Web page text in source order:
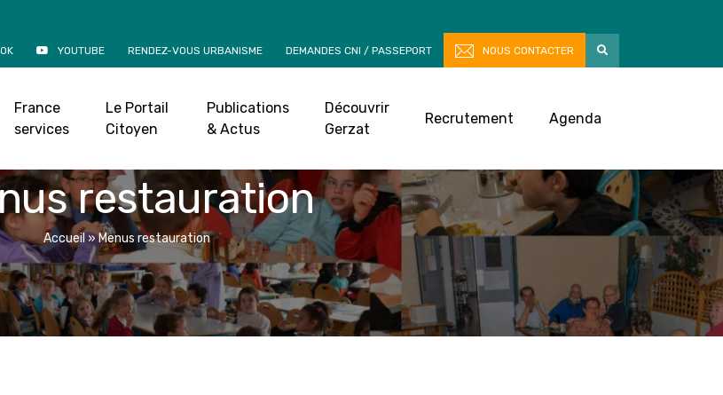
YOUTUBE RENDEZ-VOUS URBANISME DEMANDES CNI / PASSEPORT NOUS CONTACTER
France
services
Le Portail
Citoyen
Publications
& Actus
Découvrir
Gerzat
Recrutement Agenda
restauration
Accueil »Menus restauration